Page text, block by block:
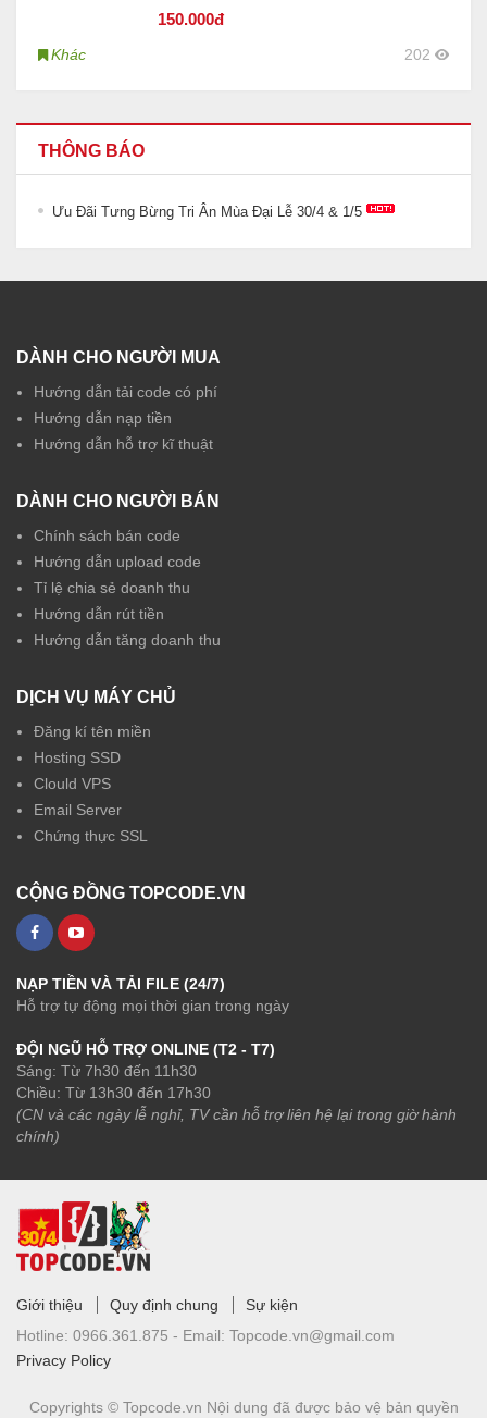
150.000đ
Khác 202
THÔNG BÁO
Ưu Đãi Tưng Bừng Tri Ân Mùa Đại Lễ 30/4 & 1/5
DÀNH CHO NGƯỜI MUA
Hướng dẫn tải code có phí
Hướng dẫn nạp tiền
Hướng dẫn hỗ trợ kĩ thuật
DÀNH CHO NGƯỜI BÁN
Chính sách bán code
Hướng dẫn upload code
Tỉ lệ chia sẻ doanh thu
Hướng dẫn rút tiền
Hướng dẫn tăng doanh thu
DỊCH VỤ MÁY CHỦ
Đăng kí tên miền
Hosting SSD
Clould VPS
Email Server
Chứng thực SSL
CỘNG ĐỒNG TOPCODE.VN
NẠP TIỀN VÀ TẢI FILE (24/7)
Hỗ trợ tự động mọi thời gian trong ngày
ĐỘI NGŨ HỖ TRỢ ONLINE (T2 - T7)
Sáng: Từ 7h30 đến 11h30
Chiều: Từ 13h30 đến 17h30
(CN và các ngày lễ nghỉ, TV cần hỗ trợ liên hệ lại trong giờ hành
chính)
Giới thiệu Quy định chung
Sự kiện
Hotline: 0966.361.875 - Email: Topcode.vn@gmail.com
Privacy Policy
Copyrights © Topcode.vn Nội dung đã được bảo vệ bản quyền